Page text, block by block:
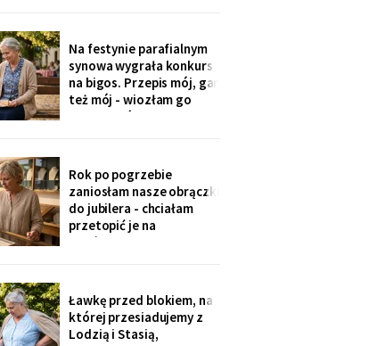
kogo nakrywać". W dwie
godziny napisało
czterdzieści obcych osób.
Z rodziny - nikt, choć
wszyscy tam siedzą.
Na festynie parafialnym
synowa wygrała konkurs
na bigos. Przepis mój, gar
też mój - wiozłam go
rano taksówką, żeby się
mikrofonu: „to stary
przepis z mojej rodziny".
Klaskałam razem ze
wszystkimi.
Rok po pogrzebie
zaniosłam nasze obrączki
do jubilera - chciałam
przetopić je na
pierścionek dla wnuczki.
cicho: „Pani jest złota.
Męża - pozłacana, dobra
imitacja, robota sprzed
Ławkę przed blokiem, na
której przesiadujemy z
Lodzią i Stasią,